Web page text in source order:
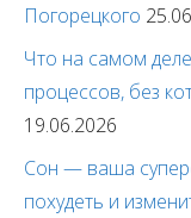
Погорецкого
Что на самом
процессов, без
19.06.2026
Сон — ваша
похудеть и